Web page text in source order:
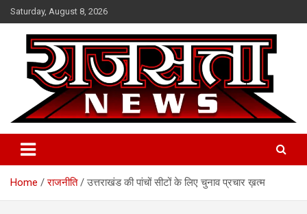
Skip
to
content
Saturday, August 8, 2026
Raj Satta News
Home राजनीति उत्तराखंड की पांचों सीटों के लिए चुनाव प्रचार ख़त्म